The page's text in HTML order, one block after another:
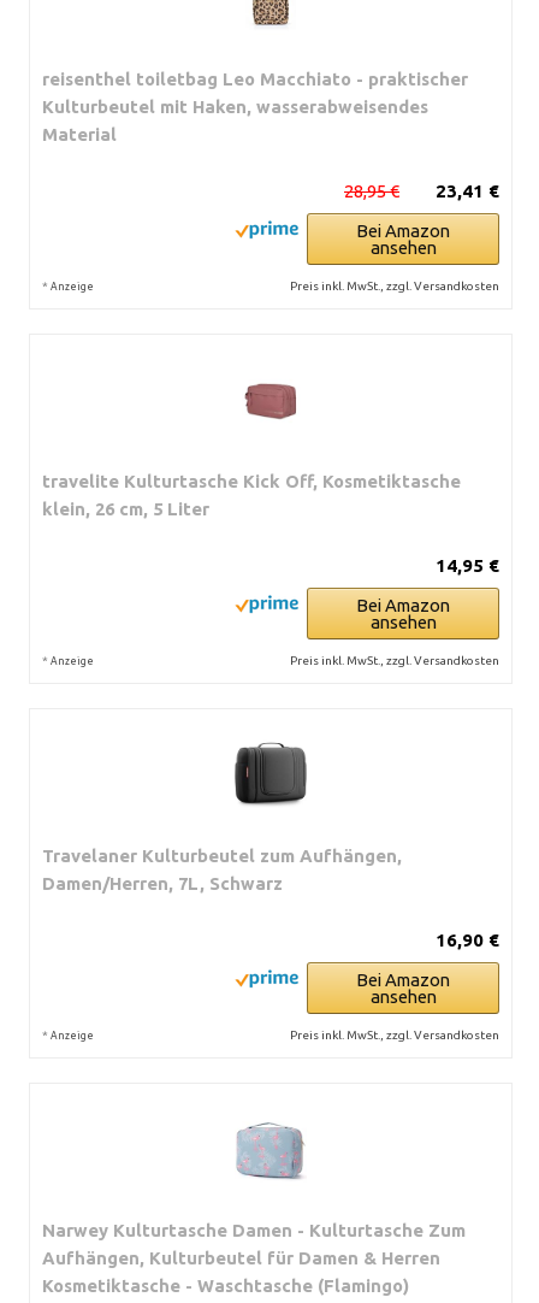
reisenthel toiletbag Leo Macchiato - praktischer
Kulturbeutel mit Haken, wasserabweisendes
Material
23,41 €
28,95 €
Bei Amazon
ansehen
* Anzeige Preis inkl. MwSt., zzgl. Versandkosten
travelite Kulturtasche Kick Off, Kosmetiktasche
klein, 26 cm, 5 Liter
14,95 €
Bei Amazon
ansehen
* Anzeige Preis inkl. MwSt., zzgl. Versandkosten
Travelaner Kulturbeutel zum Aufhängen,
Damen/Herren, 7L, Schwarz
16,90 €
Bei Amazon
ansehen
* Anzeige Preis inkl. MwSt., zzgl. Versandkosten
Narwey Kulturtasche Damen - Kulturtasche Zum
Aufhängen, Kulturbeutel für Damen & Herren
Kosmetiktasche - Waschtasche (Flamingo)